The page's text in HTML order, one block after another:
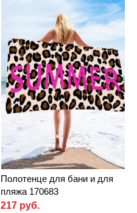
Полотенце для бани и для
пляжа 170683
217 руб.